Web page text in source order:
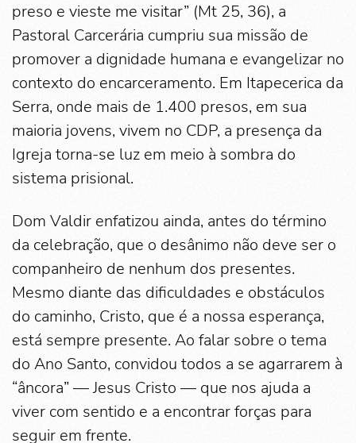
preso e vieste me visitar” (Mt 25, 36), a
Pastoral Carcerária cumpriu sua missão de
promover a dignidade humana e evangelizar no
contexto do encarceramento. Em Itapecerica da
Serra, onde mais de 1.400 presos, em sua
maioria jovens, vivem no CDP, a presença da
Igreja torna-se luz em meio à sombra do
sistema prisional.
Dom Valdir enfatizou ainda, antes do término
da celebração, que o desânimo não deve ser o
companheiro de nenhum dos presentes.
Mesmo diante das dificuldades e obstáculos
do caminho, Cristo, que é a nossa esperança,
está sempre presente. Ao falar sobre o tema
do Ano Santo, convidou todos a se agarrarem à
“âncora” — Jesus Cristo — que nos ajuda a
viver com sentido e a encontrar forças para
seguir em frente.